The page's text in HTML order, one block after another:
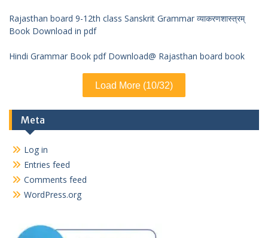
Rajasthan board 9-12th class Sanskrit Grammar व्याकरणशास्त्रम्
Book Download in pdf
Hindi Grammar Book pdf Download@ Rajasthan board book
Load More (10/32)
Meta
Log in
Entries feed
Comments feed
WordPress.org